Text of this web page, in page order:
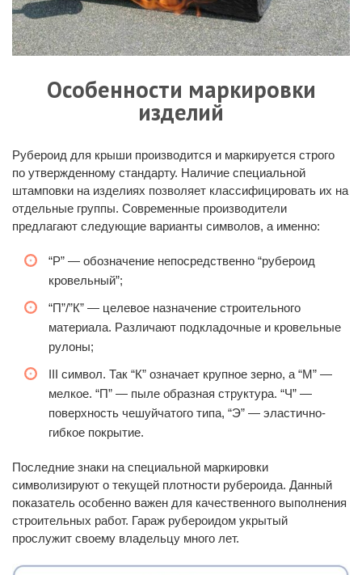
Особенности маркировки
изделий
Рубероид для крыши производится и маркируется строго
по утвержденному стандарту. Наличие специальной
штамповки на изделиях позволяет классифицировать их на
отдельные группы. Современные производители
предлагают следующие варианты символов, а именно:
“Р” — обозначение непосредственно “рубероид
кровельный”;
“П”/”К” — целевое назначение строительного
материала. Различают подкладочные и кровельные
рулоны;
III символ. Так “К” означает крупное зерно, а “М” —
мелкое. “П” — пыле образная структура. “Ч” —
поверхность чешуйчатого типа, “Э” — эластично-
гибкое покрытие.
Последние знаки на специальной маркировки
символизируют о текущей плотности рубероида. Данный
показатель особенно важен для качественного выполнения
строительных работ. Гараж рубероидом укрытый
прослужит своему владельцу много лет.